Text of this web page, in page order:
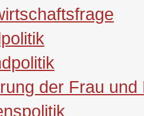
der Frau und